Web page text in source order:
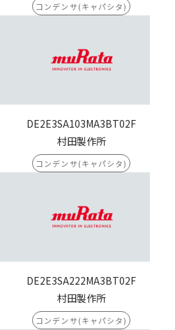
コンデンサ(キャパシタ)
DE2E3SA103MA3BT02F
村田製作所
コンデンサ(キャパシタ)
DE2E3SA222MA3BT02F
村田製作所
コンデンサ(キャパシタ)